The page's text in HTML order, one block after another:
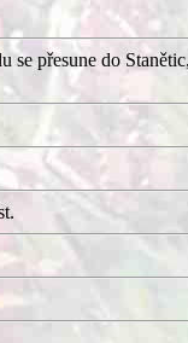
přesune do